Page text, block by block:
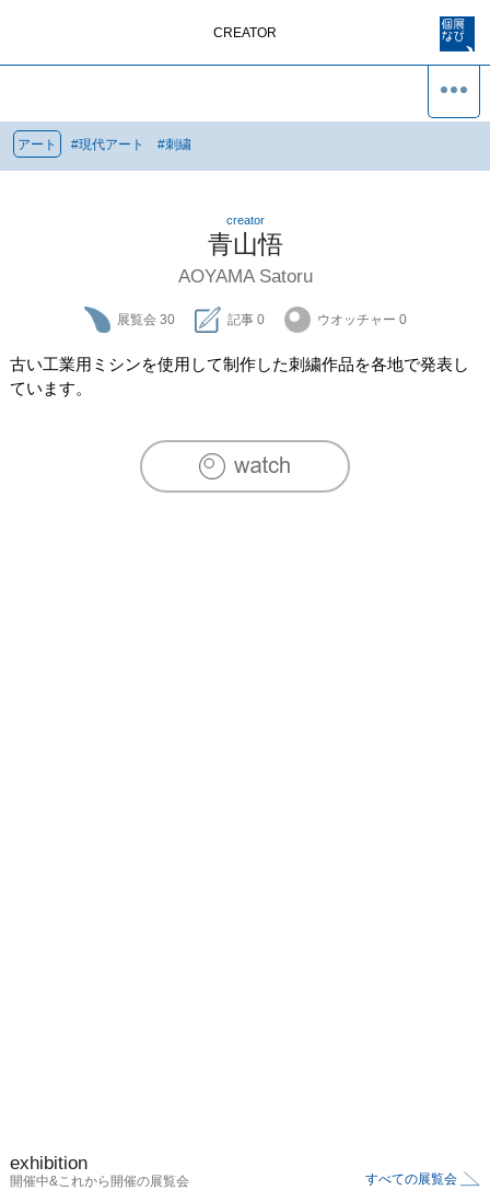
CREATOR
アート #現代アート #刺繍
creator
青山悟
AOYAMA Satoru
展覧会 30 記事 0 ウオッチャー 0
古い工業用ミシンを使用して制作した刺繍作品を各地で発表し
ています。
exhibition
開催中&これから開催の展覧会 すべての展覧会